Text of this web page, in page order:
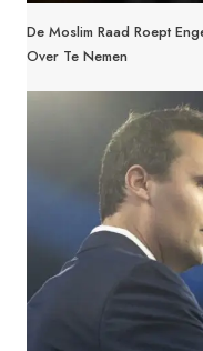
De Moslim Raad Roept
Over Te Nemen